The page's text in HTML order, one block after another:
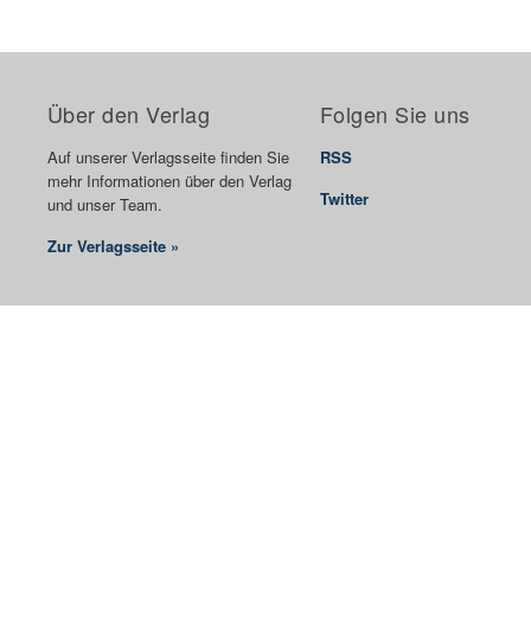
Über den Verlag
Auf unserer Verlagsseite finden Sie
mehr Informationen über den Verlag
und unser Team.
Zur Verlagsseite »
Folgen Sie uns
RSS
Twitter